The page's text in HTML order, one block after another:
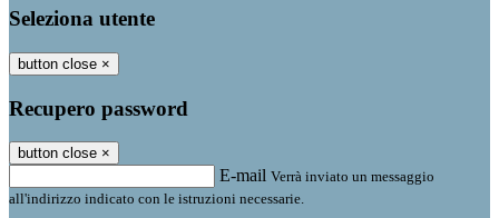
Seleziona utente
button close ×
Recupero password
button close ×
E-mail Verrà inviato un messaggio
all'indirizzo indicato con le istruzioni necessarie.